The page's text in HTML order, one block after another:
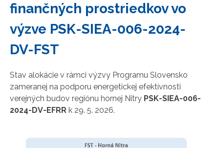
finančných prostriedkov vo
výzve PSK-SIEA-006-2024-
DV-FST
Stav alokácie v rámci výzvy Programu Slovensko
zameranej na podporu energetickej efektívnosti
verejných budov regiónu hornej Nitry PSK-SIEA-006-
2024-DV-EFRR k 29. 5. 2026.